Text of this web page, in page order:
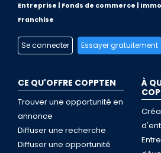
Entreprise | Fonds de commerce |
Franchise
Se connecter Essayer gratuitement
CE QU'OFFRE COPPTEN
Trouver une opportunité en
annonce
Diffuser une recherche
Diffuser une opportunité
À